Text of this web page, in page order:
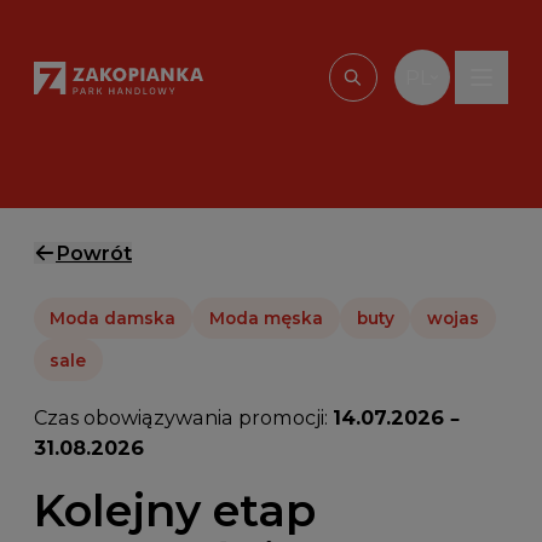
Wpisz, czego
Powrót
Moda damska Moda męska buty wojas
sale
Czas obowiązywania promocji: 14.07.2026 –
31.08.2026
Kolejny etap